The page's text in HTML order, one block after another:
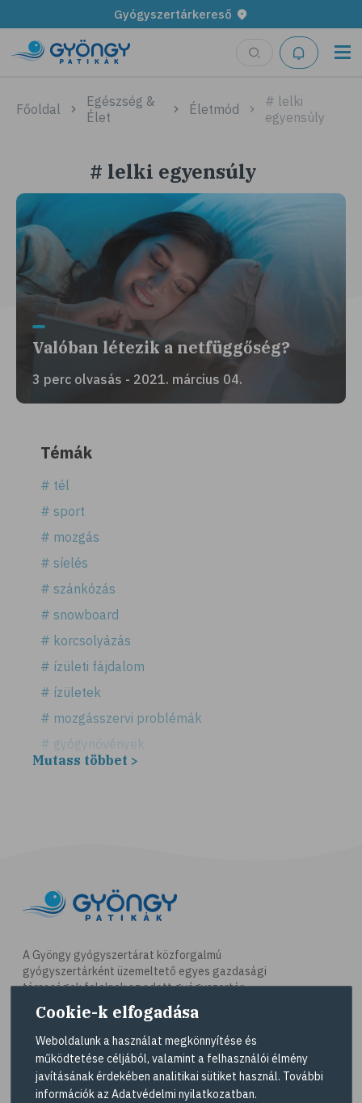
Gyógyszertárkereső
Főoldal
Egészség &
Élet
Életmód
# lelki
egyensúly
# lelki egyensúly
Valóban létezik a netfüggőség?
3 perc olvasás - 2021. március 04.
Témák
# tél
# sport
# mozgás
# síelés
# szánkózás
# snowboard
# korcsolyázás
# ízületi fájdalom
# ízületek
# mozgásszervi problémák
# gyógynövények
# hátfájás
# kardioedzés
# jóga
# nordic walking
# testmozgás
# kocogás
# túrázás
Mutass többet >
A Gyöngy gyógyszertárat közforgalmú
gyógyszertárként üzemeltető egyes gazdasági
társaságok felelnek az adott gyógyszertár
működésért. A Gyöngy gyógyszertárak listáját és
elérhetőségeit a Gyógyszertár kereső
tekintheti meg.
Navigáció
Cookie-k elfogadása
Weboldalunk a használat megkönnyítése és
működtetése céljából, valamint a felhasználói élmény
javításának érdekében analitikai sütiket használ. További
információk az Adatvédelmi nyilatkozatban.